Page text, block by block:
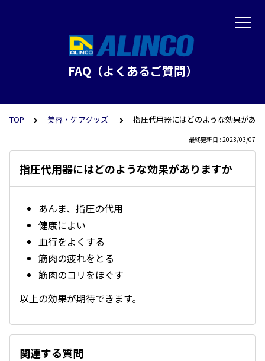
FAQ（よくあるご質問）
TOP 美容・ケアグッズ 指圧代用器にはどのような効果があ
最終更新日 : 2023/03/07
指圧代用器にはどのような効果がありますか
あんま、指圧の代用
健康によい
血行をよくする
筋肉の疲れをとる
筋肉のコリをほぐす
以上の効果が期待できます。
関連する質問